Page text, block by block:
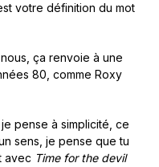
votre définition du mot
ça renvoie à une
80, comme Roxy
pense à simplicité, ce
sens, je pense que tu
avec Time for the devil